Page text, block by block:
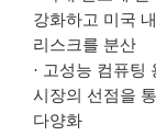
강화하고 미국
리스크를 분산
· 고성능 컴퓨팅
시장의 선점을
다양화